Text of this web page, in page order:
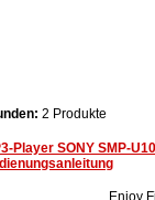
2 Produkte
Player SONY SMP-
Enjoy